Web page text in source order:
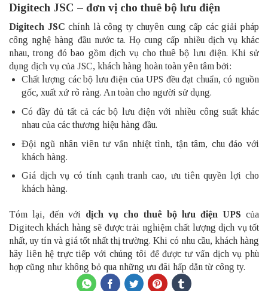
Digitech JSC – đơn vị cho thuê bộ lưu điện
Digitech JSC chính là công ty chuyên cung cấp các giải pháp
công nghệ hàng đầu nước ta. Họ cung cấp nhiều dịch vụ khác
nhau, trong đó bao gồm dịch vụ cho thuê bộ lưu điện. Khi sử
dụng dịch vụ của JSC, khách hàng hoàn toàn yên tâm bởi:
Chất lượng các bộ lưu điện của UPS đều đạt chuẩn, có nguồn
gốc, xuất xứ rõ ràng. An toàn cho người sử dụng.
Có đầy đủ tất cả các bộ lưu điện với nhiều công suất khác
nhau của các thương hiệu hàng đầu.
Đội ngũ nhân viên tư vấn nhiệt tình, tận tâm, chu đáo với
khách hàng.
Giá dịch vụ có tính cạnh tranh cao, ưu tiên quyền lợi cho
khách hàng.
Tóm lại, đến với dịch vụ cho thuê bộ lưu điện UPS của
Digitech khách hàng sẽ được trải nghiệm chất lượng dịch vụ tốt
nhất, uy tín và giá tốt nhất thị trường. Khi có nhu cầu, khách hàng
hãy liên hệ trực tiếp với chúng tôi để được tư vấn dịch vụ phù
hợp cũng như không bỏ qua những ưu đãi hấp dẫn từ công ty.